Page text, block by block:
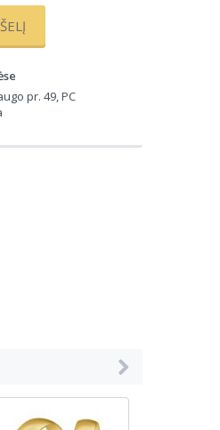
pr. 49, PC